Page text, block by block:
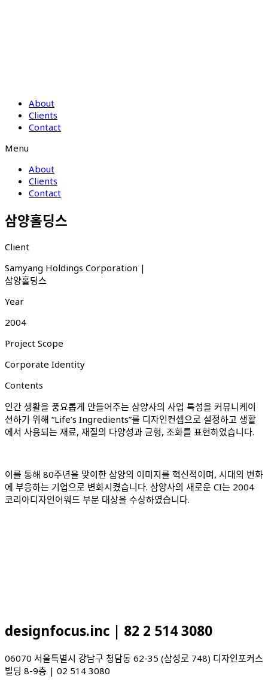
About
Clients
Contact
Menu
About
Clients
Contact
삼양홀딩스
Client
Samyang Holdings Corporation |
삼양홀딩스
Year
2004
Project Scope
Corporate Identity
Contents
인간 생활을 풍요롭게 만들어주는 삼양사의 사업 특성을 커뮤니케이
션하기 위해 “Life’s Ingredients”를 디자인컨셉으로 설정하고 생활
에서 사용되는 재료, 재질의 다양성과 균형, 조화를 표현하였습니다.
이를 통해 80주년을 맞이한 삼양의 이미지를 혁신적이며, 시대의 변화
에 부응하는 기업으로 변화시켰습니다. 삼양사의 새로운 CI는 2004
코리아디자인어워드 부문 대상을 수상하였습니다.
designfocus.inc | 82 2 514 3080
06070 서울특별시 강남구 청담동 62-35 (삼성로 748) 디자인포커스
빌딩 8-9층 | 02 514 3080